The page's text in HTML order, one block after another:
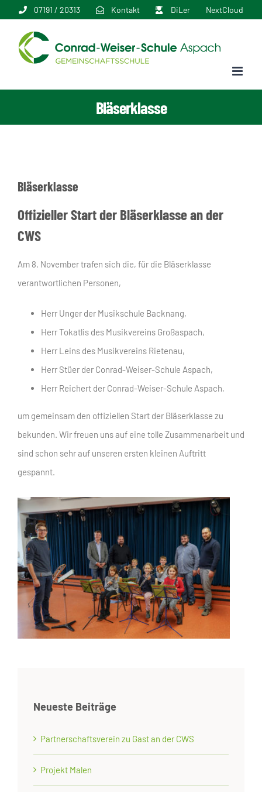
springen
07191 / 20313 Kontakt DiLer NextCloud
Bläserklasse
Bläserklasse
Offizieller Start der Bläserklasse an der
CWS
Am 8. November trafen sich die, für die Bläserklasse
verantwortlichen Personen,
Herr Unger der Musikschule Backnang,
Herr Tokatlis des Musikvereins Großaspach,
Herr Leins des Musikvereins Rietenau,
Herr Stüer der Conrad-Weiser-Schule Aspach,
Herr Reichert der Conrad-Weiser-Schule Aspach,
um gemeinsam den offiziellen Start der Bläserklasse zu
bekunden. Wir freuen uns auf eine tolle Zusammenarbeit und
sind schon sehr auf unseren ersten kleinen Auftritt
gespannt.
Neueste Beiträge
Partnerschaftsverein zu Gast an der CWS
Projekt Malen